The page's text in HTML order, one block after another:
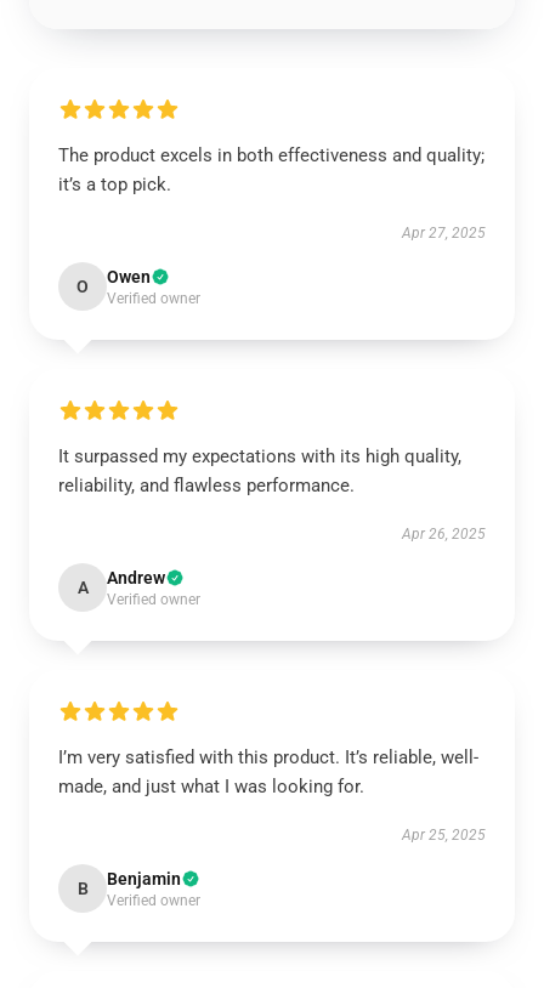
The product excels in both effectiveness and quality;
it’s a top pick.
Apr 27, 2025
O Owen
Verified owner
It surpassed my expectations with its high quality,
reliability, and flawless performance.
Apr 26, 2025
A Andrew
Verified owner
I’m very satisfied with this product. It’s reliable, well-
made, and just what I was looking for.
Apr 25, 2025
B Benjamin
Verified owner